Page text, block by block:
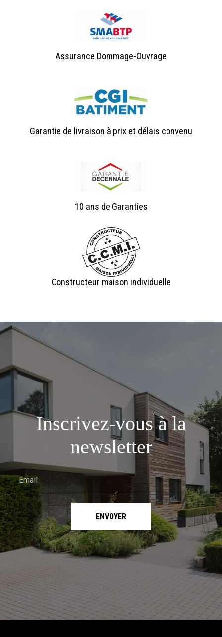
Assurance Dommage-Ouvrage
Garantie de livraison à prix et délais convenu
10 ans de Garanties
Constructeur maison individuelle
Inscrivez-vous à la
newsletter
Email